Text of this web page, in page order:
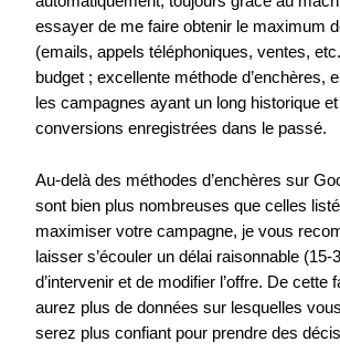
essayer de me faire obtenir le maximum
(emails, appels téléphoniques, ventes,
budget ; excellente méthode d’enchères,
les campagnes ayant un long historique
conversions enregistrées dans le passé.
Au-delà des méthodes d’enchères sur
sont bien plus nombreuses que celles
maximiser votre campagne, je vous
laisser s’écouler un délai raisonnable
d’intervenir et de modifier l’offre. De cette
aurez plus de données sur lesquelles
serez plus confiant pour prendre des